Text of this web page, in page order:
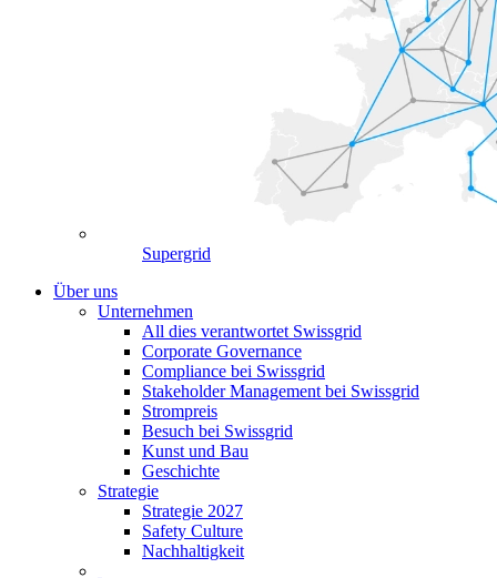
Supergrid
Über uns
Unternehmen
All dies verantwortet Swissgrid
Corporate Governance
Compliance bei Swissgrid
Stakeholder Management bei Swissgrid
Strompreis
Besuch bei Swissgrid
Kunst und Bau
Geschichte
Strategie
Strategie 2027
Safety Culture
Nachhaltigkeit